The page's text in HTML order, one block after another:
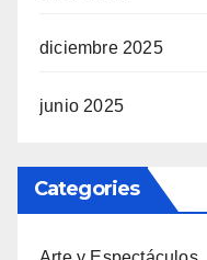
diciembre 2025
junio 2025
Categories